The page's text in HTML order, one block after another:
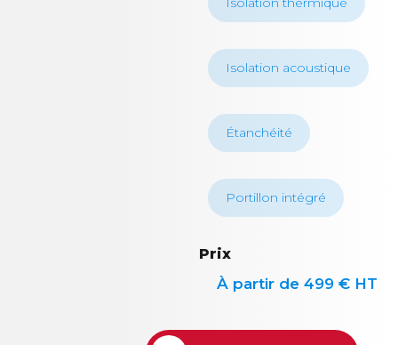
Isolation acoustique
Étanchéité
Portillon intégré
Prix
À partir de 499 € HT